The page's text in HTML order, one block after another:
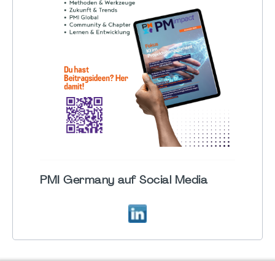
PMI Germany auf Social Media